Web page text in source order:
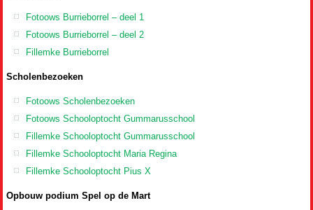
Fotoows Burrieborrel – deel 1
Fotoows Burrieborrel – deel 2
Fillemke Burrieborrel
Scholenbezoeken
Fotoows Scholenbezoeken
Fotoows Schooloptocht Gummarusschool
Fillemke Schooloptocht Gummarusschool
Fillemke Schooloptocht Maria Regina
Fillemke Schooloptocht Pius X
Opbouw podium Spel op de Mart